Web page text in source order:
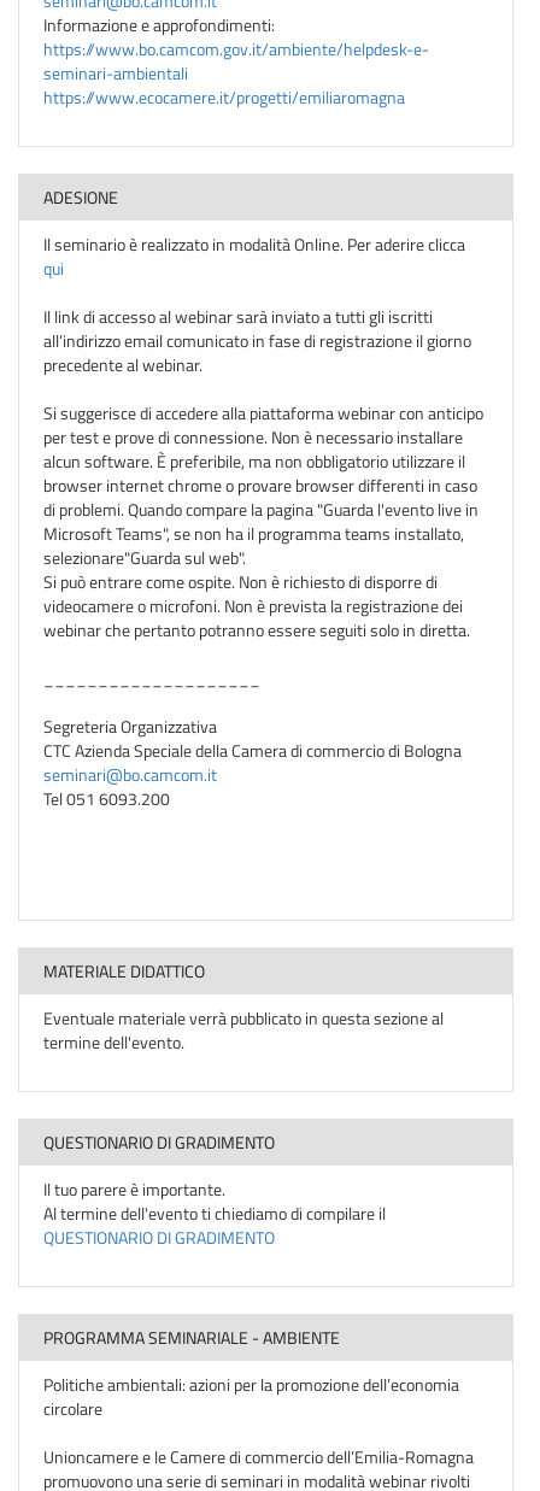
Informazione e approfondimenti:
https://www.bo.camcom.gov.it/ambiente/helpdesk-e-
seminari-ambientali
https://www.ecocamere.it/progetti/emiliaromagna
ADESIONE
Il seminario è realizzato in modalità Online. Per aderire clicca
qui
Il link di accesso al webinar sarà inviato a tutti gli iscritti
all’indirizzo email comunicato in fase di registrazione il giorno
precedente al webinar.
Si suggerisce di accedere alla piattaforma webinar con anticipo
per test e prove di connessione. Non è necessario installare
alcun software. È preferibile, ma non obbligatorio utilizzare il
browser internet chrome o provare browser differenti in caso
di problemi. Quando compare la pagina "Guarda l'evento live in
Microsoft Teams", se non ha il programma teams installato,
selezionare"Guarda sul web".
Si può entrare come ospite. Non è richiesto di disporre di
videocamere o microfoni. Non è prevista la registrazione dei
webinar che pertanto potranno essere seguiti solo in diretta.
Segreteria Organizzativa
CTC Azienda Speciale della Camera di commercio di Bologna
seminari@bo.camcom.it
Tel 051 6093.200
MATERIALE DIDATTICO
Eventuale materiale verrà pubblicato in questa sezione al
termine dell'evento.
QUESTIONARIO DI GRADIMENTO
Il tuo parere è importante.
Al termine dell'evento ti chiediamo di compilare il
QUESTIONARIO DI GRADIMENTO
PROGRAMMA SEMINARIALE - AMBIENTE
Politiche ambientali: azioni per la promozione dell’economia
circolare
Unioncamere e le Camere di commercio dell’Emilia-Romagna
promuovono una serie di seminari in modalità webinar rivolti